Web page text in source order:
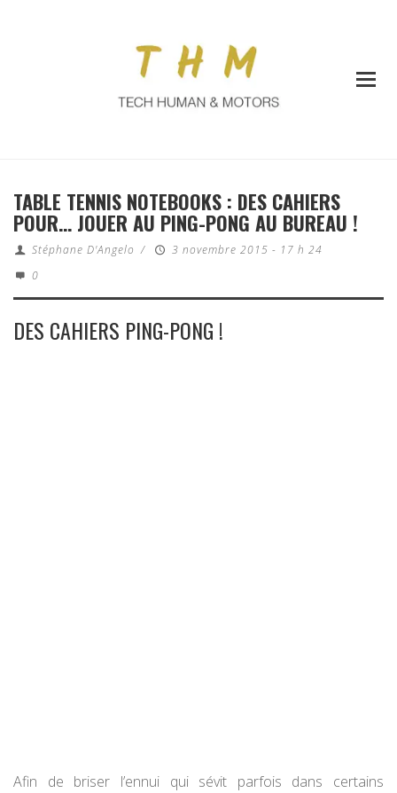
TABLE TENNIS NOTEBOOKS : DES CAHIERS
POUR… JOUER AU PING-PONG AU BUREAU !
Stéphane D'Angelo /
3 novembre 2015 - 17 h 24
0
DES CAHIERS PING-PONG !
Afin de briser l’ennui qui sévit parfois dans certains